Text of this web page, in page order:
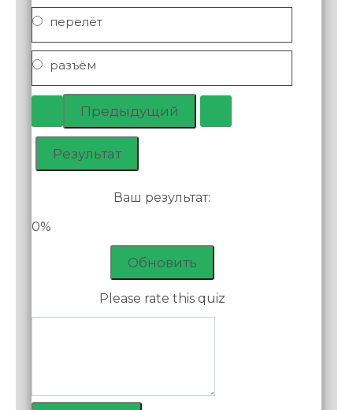
перелёт
разъём
Ваш результат:
0%
Обновить
Please rate this quiz